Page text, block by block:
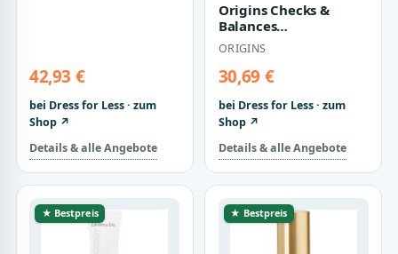
42,93 €
bei Dress for Less · zum
Shop ↗
Details & alle Angebote
Origins Checks &
Balances
Gesichtspeeling 75 ml
ORIGINS
30,69 €
bei Dress for Less · zum
Shop ↗
Details & alle Angebote
★ Bestpreis ★ Bestpreis